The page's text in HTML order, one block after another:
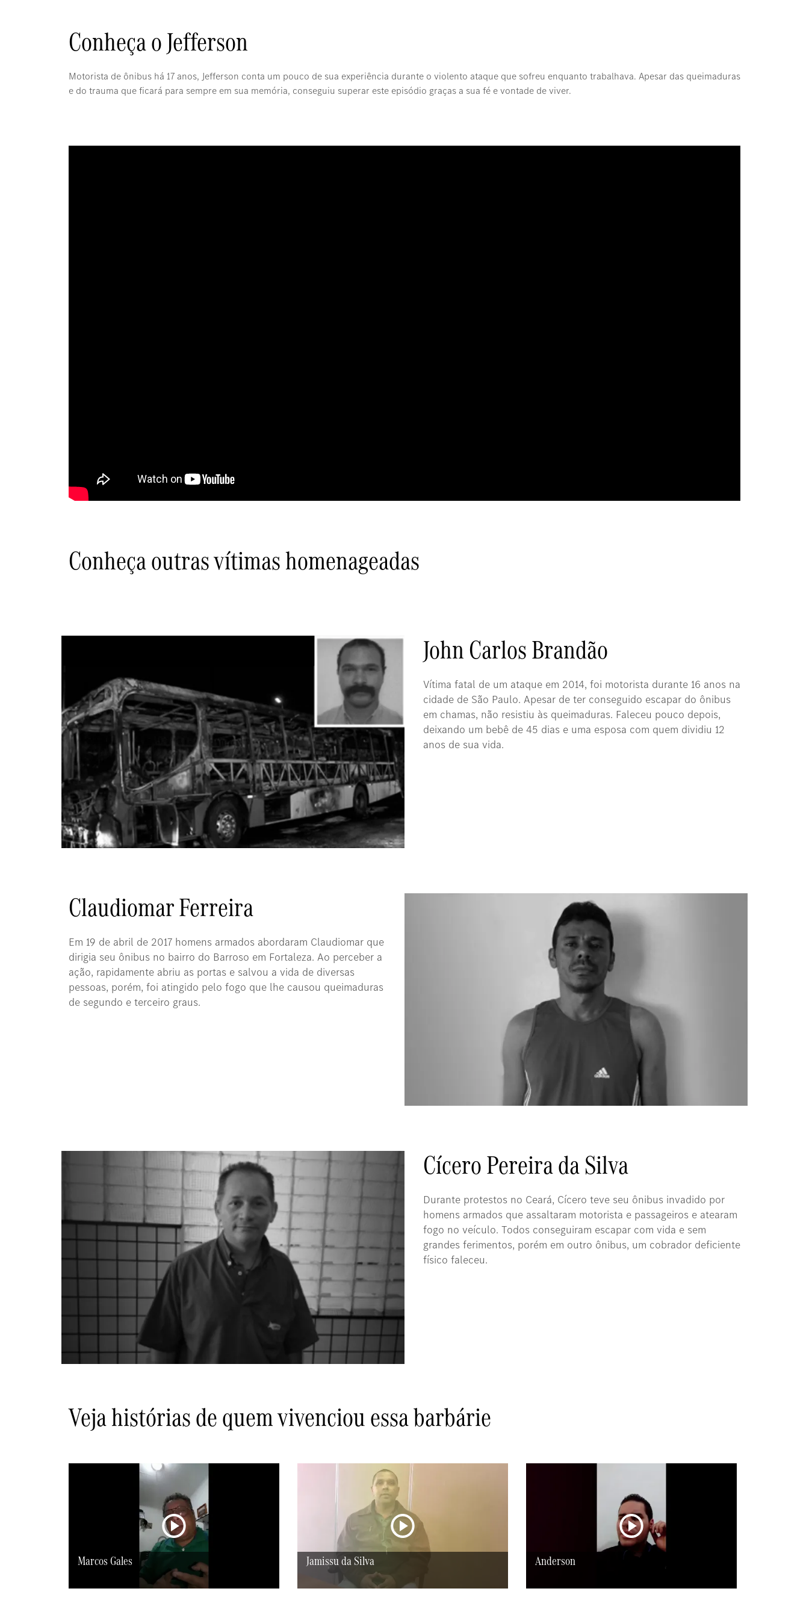
Conheça o Jefferson
Motorista de ônibus há 17 anos, Jefferson conta um pouco de sua experiência durante o violento ataque que sofreu enquanto trabalhava. Apesar das queimaduras
e do trauma que ficará para sempre em sua memória, conseguiu superar este episódio graças a sua fé e vontade de viver.
Conheça outras vítimas homenageadas
John Carlos Brandão
Vítima fatal de um ataque em 2014, foi motorista durante 16 anos na
cidade de São Paulo. Apesar de ter conseguido escapar do ônibus
em chamas, não resistiu às queimaduras. Faleceu pouco depois,
deixando um bebê de 45 dias e uma esposa com quem dividiu 12
anos de sua vida.
Claudiomar Ferreira
Em 19 de abril de 2017 homens armados abordaram Claudiomar que
dirigia seu ônibus no bairro do Barroso em Fortaleza. Ao perceber a
ação, rapidamente abriu as portas e salvou a vida de diversas
pessoas, porém, foi atingido pelo fogo que lhe causou queimaduras
de segundo e terceiro graus.
Cícero Pereira da Silva
Durante protestos no Ceará, Cícero teve seu ônibus invadido por
homens armados que assaltaram motorista e passageiros e atearam
fogo no veículo. Todos conseguiram escapar com vida e sem
grandes ferimentos, porém em outro ônibus, um cobrador deficiente
físico faleceu.
Veja histórias de quem vivenciou essa barbárie
Marcos Gales Jamissu da Silva Anderson